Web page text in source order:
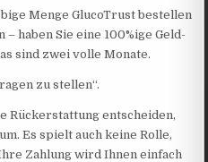
Menge GlucoTrust bestellen
haben Sie eine 100%ige Geld-
sind zwei volle Monate.
zu stellen“.
Rückerstattung entscheiden,
Es spielt auch keine Rolle,
Zahlung wird Ihnen einfach